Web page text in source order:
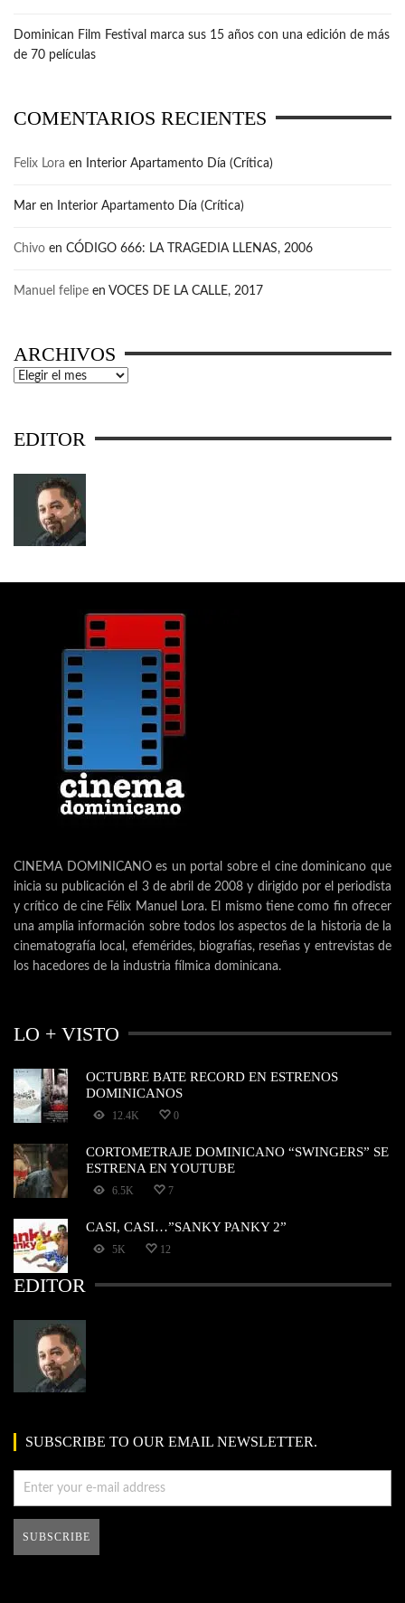
Dominican Film Festival marca sus 15 años con una edición de más
de 70 películas
COMENTARIOS RECIENTES
Felix Lora en Interior Apartamento Día (Crítica)
Mar en Interior Apartamento Día (Crítica)
Chivo en CÓDIGO 666: LA TRAGEDIA LLENAS, 2006
Manuel felipe en VOCES DE LA CALLE, 2017
ARCHIVOS
Archivos
EDITOR
CINEMA DOMINICANO es un portal sobre el cine dominicano que
inicia su publicación el 3 de abril de 2008 y dirigido por el periodista
y crítico de cine Félix Manuel Lora. El mismo tiene como fin ofrecer
una amplia información sobre todos los aspectos de la historia de la
cinematografía local, efemérides, biografías, reseñas y entrevistas de
los hacedores de la industria fílmica dominicana.
LO + VISTO
OCTUBRE BATE RECORD EN ESTRENOS
DOMINICANOS
12.4K 0
CORTOMETRAJE DOMINICANO “SWINGERS” SE
ESTRENA EN YOUTUBE
6.5K 7
CASI, CASI…”SANKY PANKY 2”
5K 12
EDITOR
SUBSCRIBE TO OUR EMAIL NEWSLETTER.